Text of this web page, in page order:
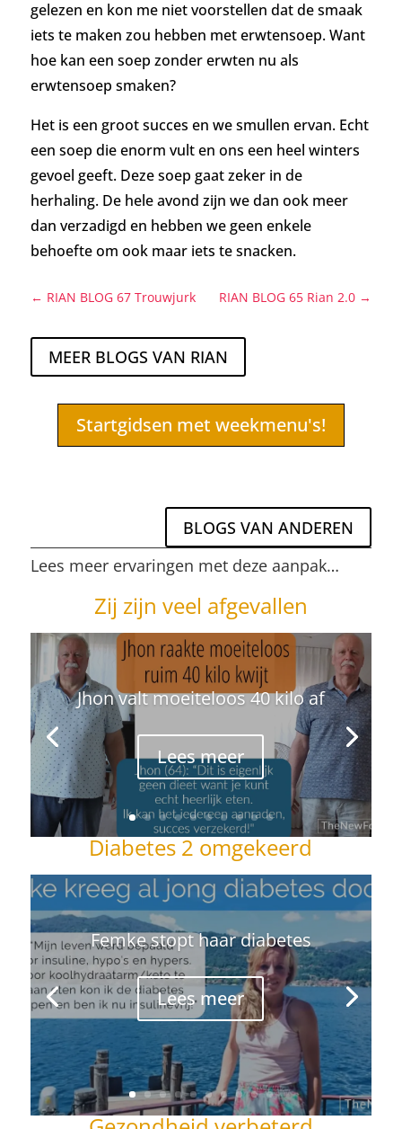
gelezen en kon me niet voorstellen dat de smaak
iets te maken zou hebben met erwtensoep. Want
hoe kan een soep zonder erwten nu als
erwtensoep smaken?
Het is een groot succes en we smullen ervan. Echt
een soep die enorm vult en ons een heel winters
gevoel geeft. Deze soep gaat zeker in de
herhaling. De hele avond zijn we dan ook meer
dan verzadigd en hebben we geen enkele
behoefte om ook maar iets te snacken.
← RIAN BLOG 67 Trouwjurk RIAN BLOG 65 Rian 2.0→
MEER BLOGS VAN RIAN
Startgidsen met weekmenu's!
BLOGS VAN ANDEREN
Lees meer ervaringen met deze aanpak…
Zij zijn veel afgevallen
Jhon valt moeiteloos 40 kilo af
Lees meer
Diabetes 2 omgekeerd
Femke stopt haar diabetes
Lees meer